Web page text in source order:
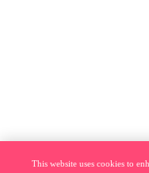
This website uses cookies to